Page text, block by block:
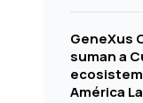
GeneXus
suman a
América